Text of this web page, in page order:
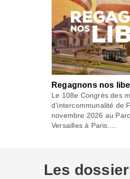
Regagnons nos
Le 108e Congrès des
d’intercommunalité de
novembre 2026 au
Versailles à Paris....
Les